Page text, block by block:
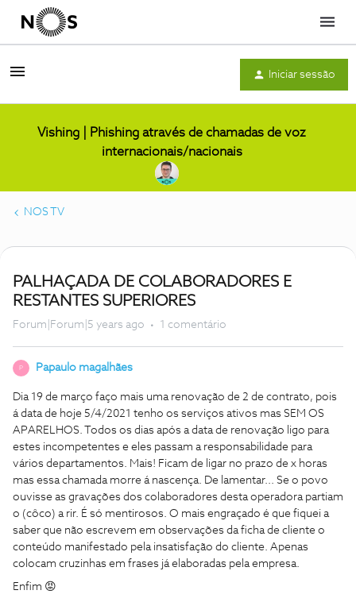
Menu
Iniciar sessão
Vishing | Phishing através de chamadas de voz
internacionais/nacionais
NOS TV
PALHAÇADA DE COLABORADORES E
RESTANTES SUPERIORES
Forum|Forum|5 years ago 1 comentário
P Papaulo magalhães
Dia 19 de março faço mais uma renovação de 2 de contrato, pois
á data de hoje 5/4/2021 tenho os serviços ativos mas SEM OS
APARELHOS. Todos os dias após a data de renovação ligo para
estes incompetentes e eles passam a responsabilidade para
vários departamentos. Mais! Ficam de ligar no prazo de x horas
mas essa chamada morre á nascença. De lamentar... Se o povo
ouvisse as gravações dos colaboradores desta operadora partiam
o (côco) a rir. É só mentirosos. O mais engraçado é que fiquei a
saber que não escrevem em observações da ficha de cliente o
conteúdo manifestado pela insatisfação do cliente. Apenas
colocam cruzinhas em frases já elaboradas pela empresa.
Enfim 😡